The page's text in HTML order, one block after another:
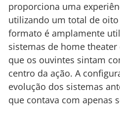
proporciona uma
utilizando um total de
formato é amplamente
sistemas de home
que os ouvintes sintam
centro da ação. A
evolução dos sistemas
que contava com apenas